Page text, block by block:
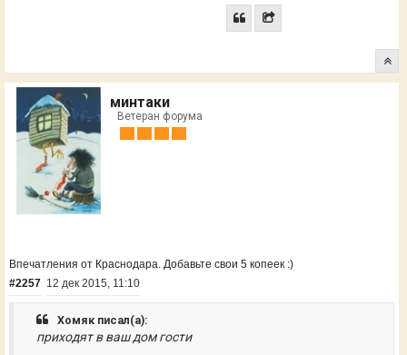
минтаки
Ветеран форума
Впечатления от Краснодара. Добавьте свои 5 копеек :)
#2257 12 дек 2015, 11:10
Хомяк писал(а):
приходят в ваш дом гости